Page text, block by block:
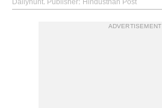
Dailyhunt. Publisher: Hindusthan Post
ADVERTISEMENT